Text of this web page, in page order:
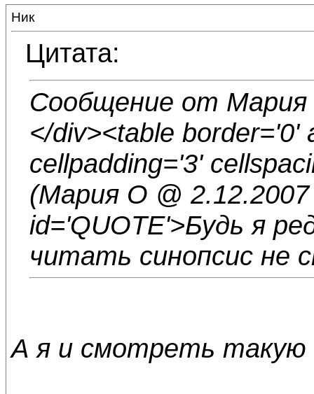
Ник
Цитата:
Сообщение от Мария
</div><table border='0'
cellpadding='3'
(Мария О @
id='QUOTE'>Будь я
читать синопсис не
А я и смотреть такую